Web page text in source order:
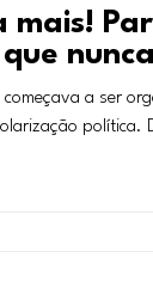
mais!
a ser
política.